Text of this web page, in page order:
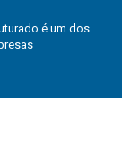
é um dos